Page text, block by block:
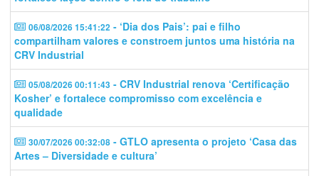
06/08/2026 15:41:22 - ‘Dia dos Pais’: pai e filho
compartilham valores e constroem juntos uma história na
CRV Industrial
05/08/2026 00:11:43 - CRV Industrial renova ‘Certificação
Kosher’ e fortalece compromisso com excelência e
qualidade
30/07/2026 00:32:08 - GTLO apresenta o projeto ‘Casa das
Artes – Diversidade e cultura’